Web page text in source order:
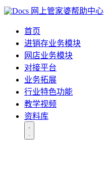
网上管家婆帮助中心
首页
进销存业务模块
网店业务模块
对接平台
业务拓展
行业特色功能
教学视频
资料库